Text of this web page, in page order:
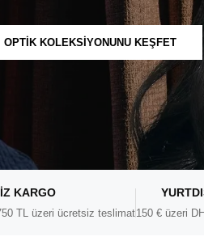
OPTİK KOLEKSİYONUNU KEŞFET
KARGO
TL üzeri ücretsiz teslimat150 € üzeri